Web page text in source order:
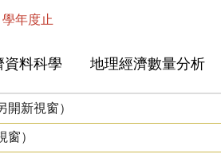
年度止
資料科學 地理經濟數量分析
新視窗）
）